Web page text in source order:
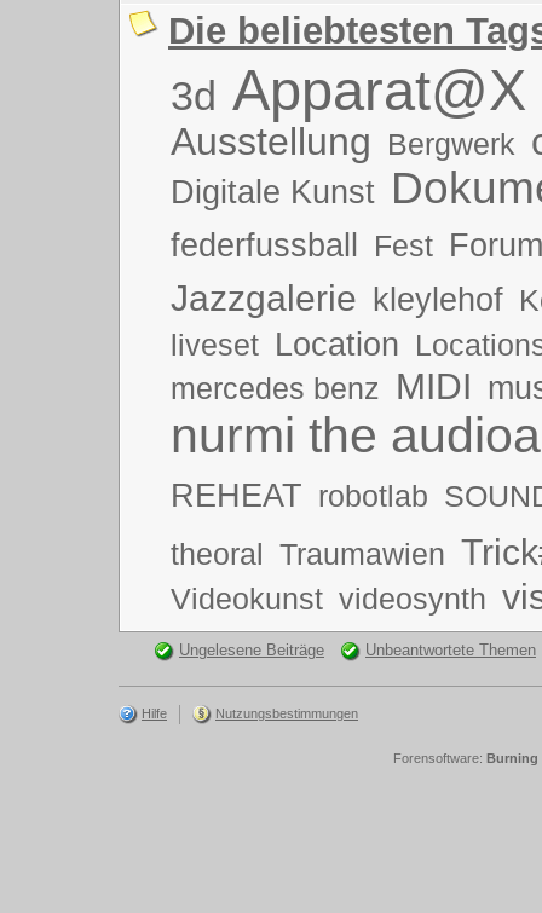
Die beliebtesten
3d Apparat@X
Ausstellung Bergwerk
Digitale Kunst
federfussball Fest Forum
Jazzgalerie kleylehof
liveset Location
mercedes benz MIDI
nurmi the
REHEAT robotlab
theoral Traumawien
Videokunst videosynth
Ungelesene Beiträge Unbeantwortete Themen
Hilfe Nutzungsbestimmungen
Forensoftware: Burning